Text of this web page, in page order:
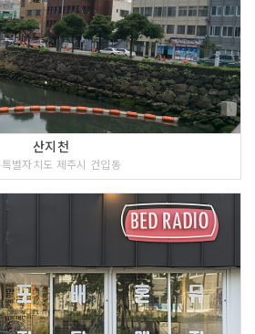
산지천
별자치도 제주시 건입동